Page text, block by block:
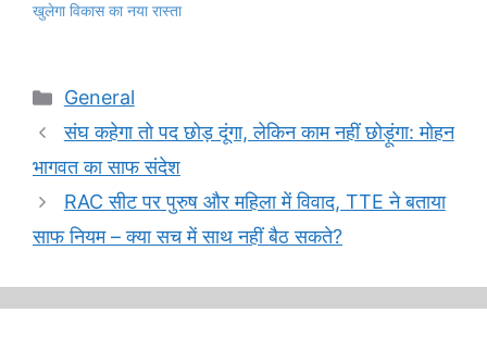
खुलेगा विकास का नया रास्ता
Categories
General
संघ कहेगा तो पद छोड़ दूंगा, लेकिन काम नहीं छोड़ूंगा: मोहन
भागवत का साफ संदेश
RAC सीट पर पुरुष और महिला में विवाद, TTE ने बताया
साफ नियम – क्या सच में साथ नहीं बैठ सकते?